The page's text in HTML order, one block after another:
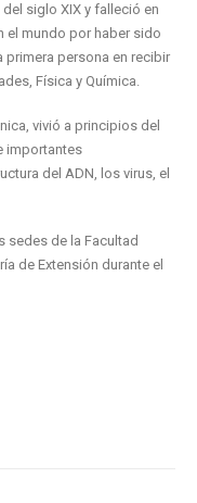
siglo XIX y falleció en
el mundo por haber sido
primera persona en recibir
Física y Química.
vivió a principios del
importantes
del ADN, los virus, el
sedes de la Facultad
de Extensión durante el